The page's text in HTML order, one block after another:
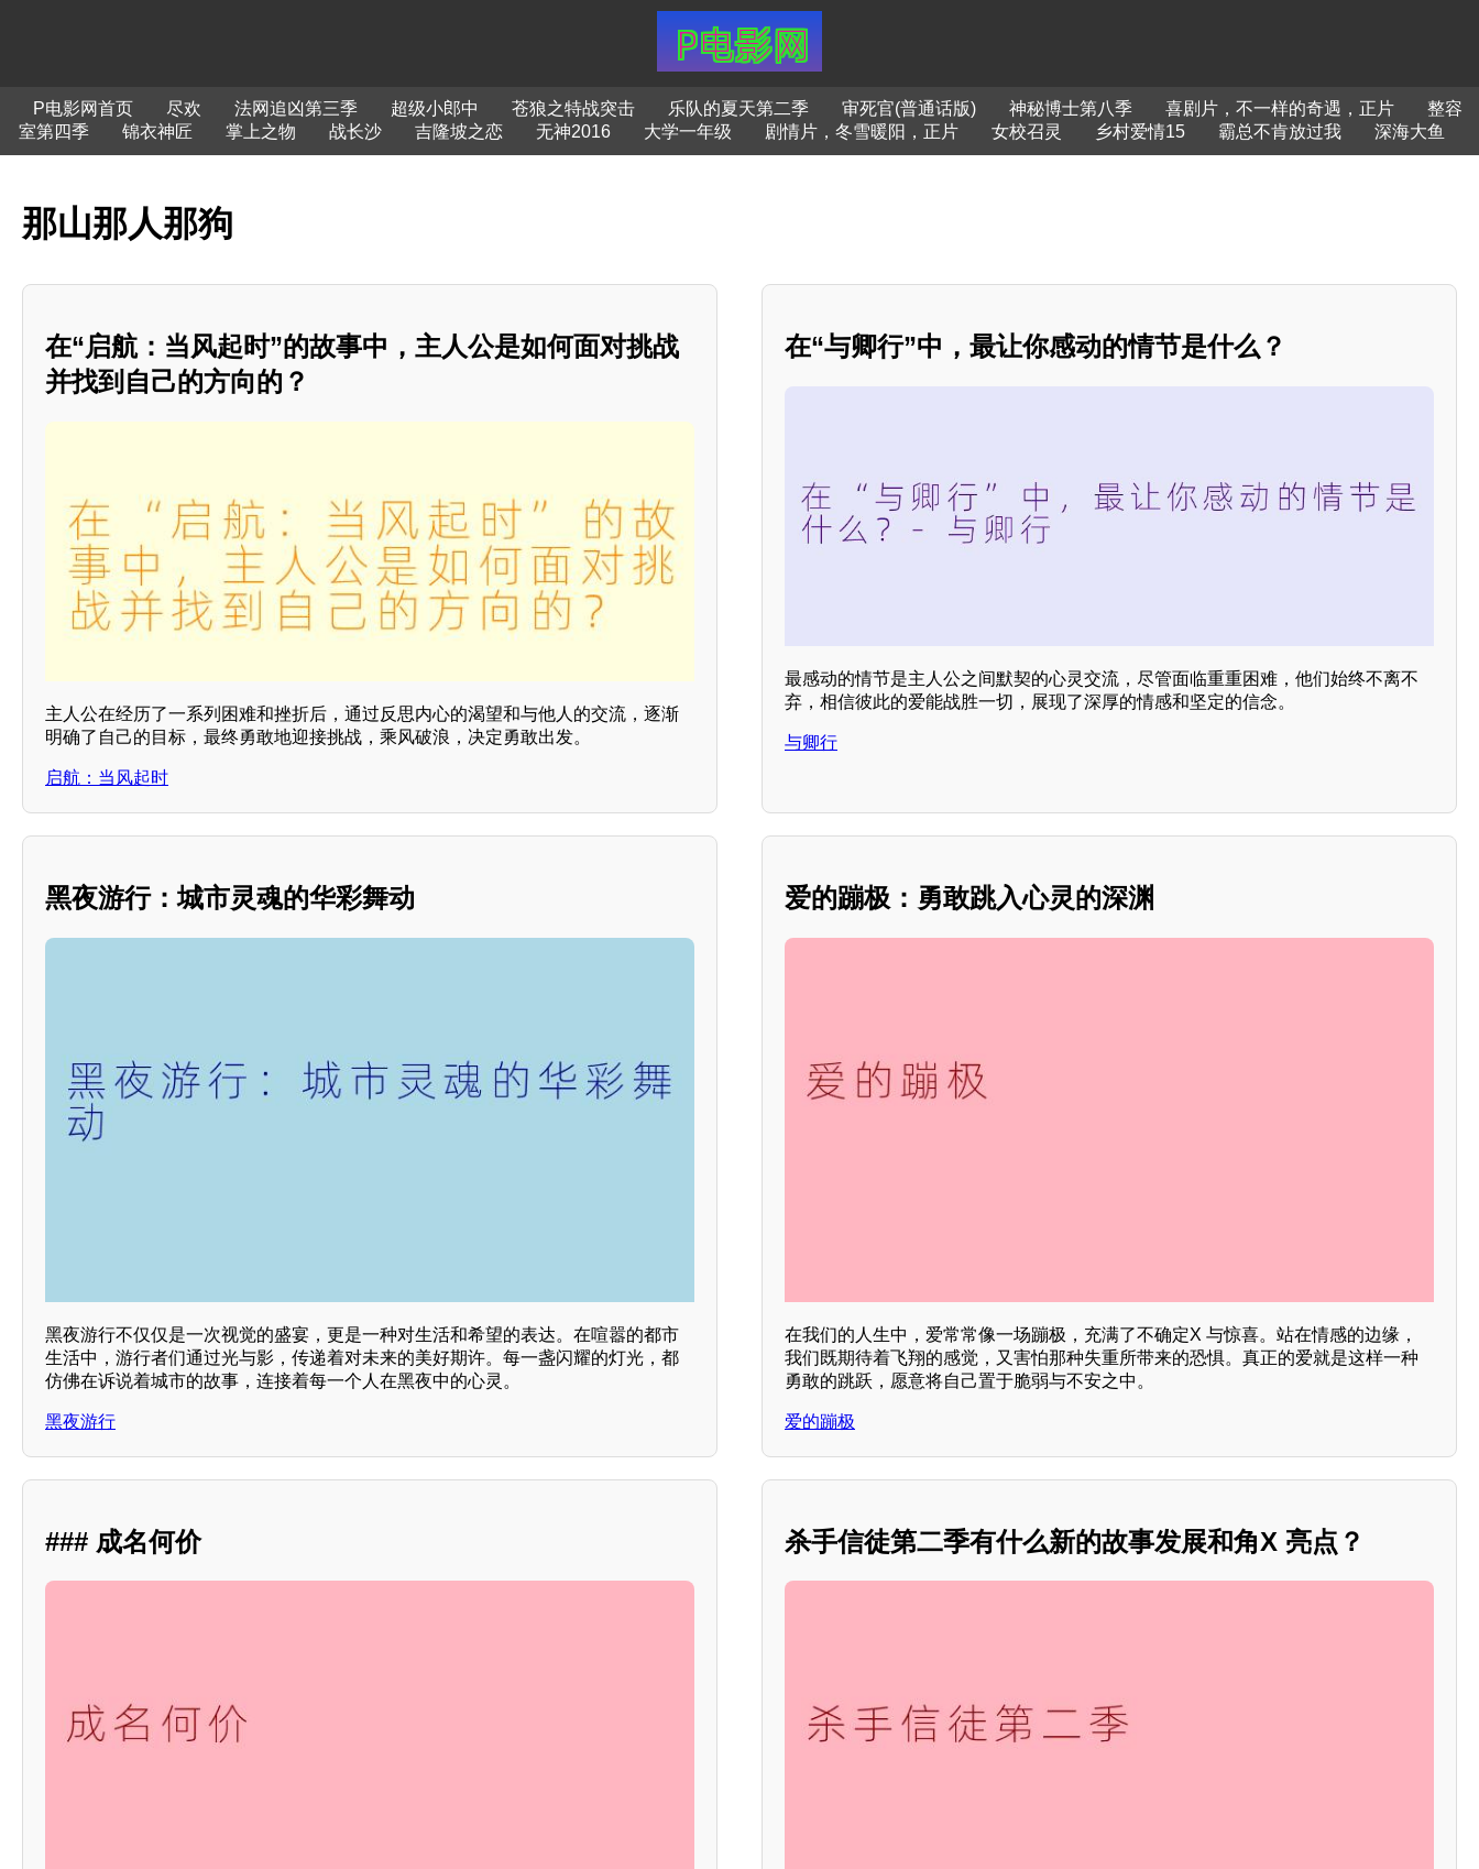
P电影网首页 尽欢 法网追凶第三季 超级小郎中 苍狼之特战突击 乐队的夏天第二季 审死官(普通话版) 神秘博士第八季 喜剧片，不一样的奇遇，正片
整容
室第四季
锦衣神匠 掌上之物 战长沙 吉隆坡之恋 无神2016 大学一年级 剧情片，冬雪暖阳，正片 女校召灵 乡村爱情15 霸总不肯放过我 深海大鱼
那山那人那狗
在“启航：当风起时”的故事中，主人公是如何面对挑战
并找到自己的方向的？
主人公在经历了一系列困难和挫折后，通过反思内心的渴望和与他人的交流，逐渐
明确了自己的目标，最终勇敢地迎接挑战，乘风破浪，决定勇敢出发。
启航：当风起时
在“与卿行”中，最让你感动的情节是什么？
最感动的情节是主人公之间默契的心灵交流，尽管面临重重困难，他们始终不离不
弃，相信彼此的爱能战胜一切，展现了深厚的情感和坚定的信念。
与卿行
黑夜游行：城市灵魂的华彩舞动
黑夜游行不仅仅是一次视觉的盛宴，更是一种对生活和希望的表达。在喧嚣的都市
生活中，游行者们通过光与影，传递着对未来的美好期许。每一盏闪耀的灯光，都
仿佛在诉说着城市的故事，连接着每一个人在黑夜中的心灵。
黑夜游行
爱的蹦极：勇敢跳入心灵的深渊
在我们的人生中，爱常常像一场蹦极，充满了不确定X 与惊喜。站在情感的边缘，
我们既期待着飞翔的感觉，又害怕那种失重所带来的恐惧。真正的爱就是这样一种
勇敢的跳跃，愿意将自己置于脆弱与不安之中。
爱的蹦极
### 成名何价 杀手信徒第二季有什么新的故事发展和角X 亮点？